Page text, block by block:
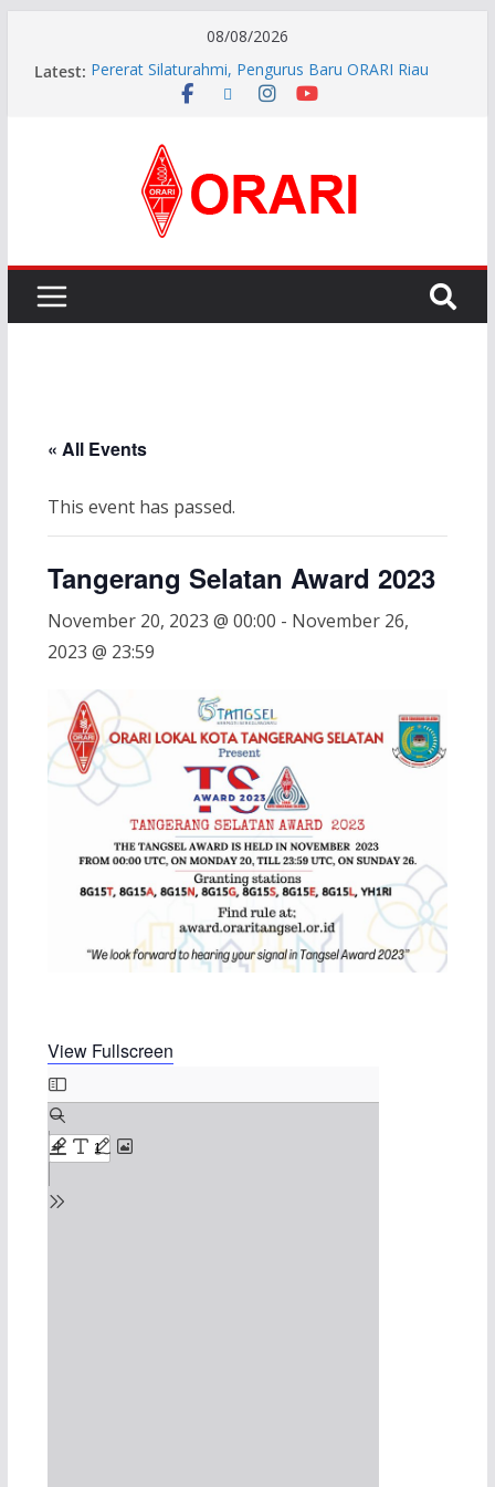
08/08/2026
Latest: Pererat Silaturahmi, Pengurus Baru ORARI Riau
Audiensi dan Siap Bersinergi dengan Diskominfotik
Preparatory Group for WRC-27 )
Aftiyedi Dalimunthe (YC5NNF) Resmi Pimpin ORARI
Lokal Bengkalis 2026–2029, Dikukuhkan Langsung
Ketua Orari Daerah Riau
Riau Beserta Jajaran Hadiri Muslok III Bengkalis
« All Events
This event has passed.
Tangerang Selatan Award 2023
November 20, 2023 @ 00:00 - November 26,
2023 @ 23:59
View Fullscreen